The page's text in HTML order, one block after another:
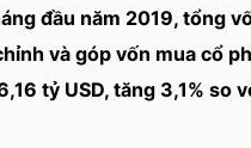
đầu năm 2019, tổng
và góp vốn mua cổ
tỷ USD, tăng 3,1% so